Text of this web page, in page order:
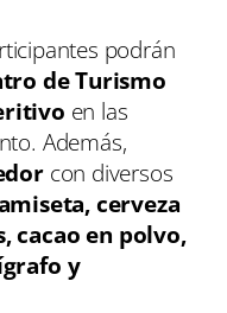
podrán
de Turismo
en las
Además,
con diversos
cerveza
cacao en polvo,
y